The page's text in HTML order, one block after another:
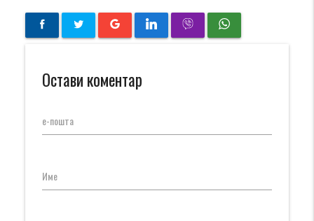
Остави коментар
е-пошта
Име